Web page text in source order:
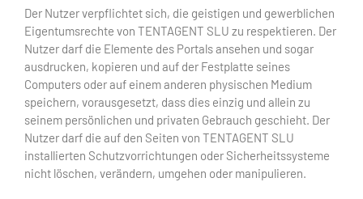
Der Nutzer verpflichtet sich, die geistigen und gewerblichen
Eigentumsrechte von TENTAGENT SLU zu respektieren. Der
Nutzer darf die Elemente des Portals ansehen und sogar
ausdrucken, kopieren und auf der Festplatte seines
Computers oder auf einem anderen physischen Medium
speichern, vorausgesetzt, dass dies einzig und allein zu
seinem persönlichen und privaten Gebrauch geschieht. Der
Nutzer darf die auf den Seiten von TENTAGENT SLU
installierten Schutzvorrichtungen oder Sicherheitssysteme
nicht löschen, verändern, umgehen oder manipulieren.